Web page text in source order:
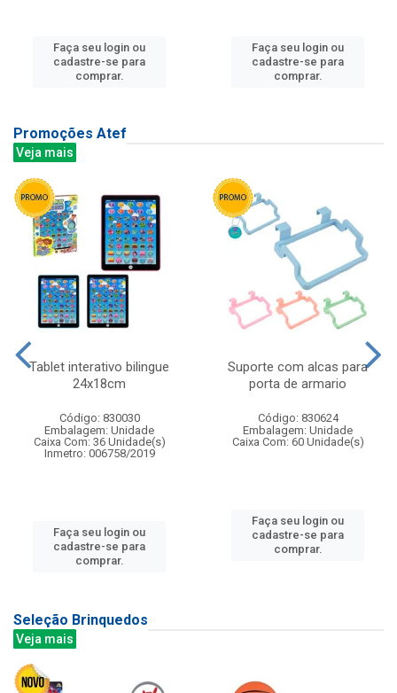
Faça seu login ou
cadastre-se para
comprar.
Faça seu login ou
cadastre-se para
comprar.
Promoções Atef
Veja mais
Tablet interativo bilingue
24x18cm
Código: 830030
Embalagem: Unidade
Caixa Com: 36 Unidade(s)
Inmetro: 006758/2019
Faça seu login ou
cadastre-se para
comprar.
Suporte com alcas para
porta de armario
Código: 830624
Embalagem: Unidade
Caixa Com: 60 Unidade(s)
Faça seu login ou
cadastre-se para
comprar.
Seleção Brinquedos
Veja mais